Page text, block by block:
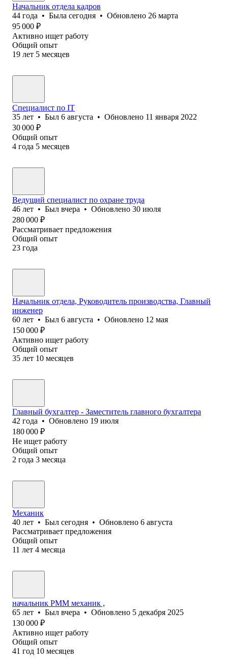
Начальник отдела кадров
44 года • Была сегодня • Обновлено 26 марта
95 000 ₽
Активно ищет работу
Общий опыт
19 лет 5 месяцев
Специалист по IT
35 лет • Был 6 августа • Обновлено 11 января 2022
30 000 ₽
Общий опыт
4 года 5 месяцев
Ведущий специалист по охране труда
46 лет • Был вчера • Обновлено 30 июля
280 000 ₽
Рассматривает предложения
Общий опыт
23 года
Начальник отдела, Руководитель производства, Главный
инженер
60 лет • Был 6 августа • Обновлено 12 мая
150 000 ₽
Активно ищет работу
Общий опыт
35 лет 10 месяцев
Главный бухгалтер - Заместитель главного бухгалтера
42 года • Обновлено 19 июля
180 000 ₽
Не ищет работу
Общий опыт
2 года 3 месяца
Механик
40 лет • Был сегодня • Обновлено 6 августа
Рассматривает предложения
Общий опыт
11 лет 4 месяца
начальник РММ механик ,
65 лет • Был вчера • Обновлено 5 декабря 2025
130 000 ₽
Активно ищет работу
Общий опыт
41 год 10 месяцев